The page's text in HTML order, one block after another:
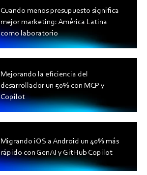
Cuando menos presupuesto significa
mejor marketing: América Latina
como laboratorio
Mejorando la eficiencia del
desarrollador un 50% con MCP y
Copilot
Migrando iOS a Android un 40% más
rápido con GenAI y GitHub Copilot